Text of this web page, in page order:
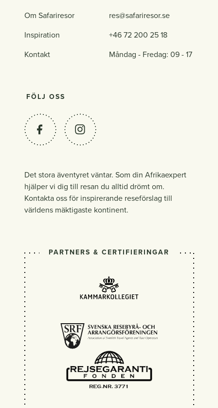
Om Safariresor
Inspiration
Kontakt
res@safariresor.se
+46 72 200 25 18
Måndag - Fredag: 09 - 17
FÖLJ OSS
Det stora äventyret väntar. Som din Afrikaexpert
hjälper vi dig till resan du alltid drömt om.
Kontakta oss för inspirerande reseförslag till
världens mäktigaste kontinent.
PARTNERS & CERTIFIERINGAR